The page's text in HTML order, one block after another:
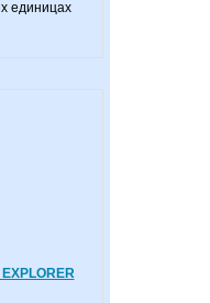
единицах